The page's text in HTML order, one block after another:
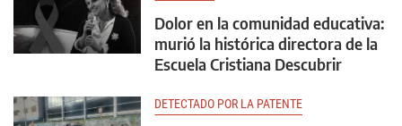
Dolor en la comunidad educativa:
murió la histórica directora de la
Escuela Cristiana Descubrir
DETECTADO POR LA PATENTE